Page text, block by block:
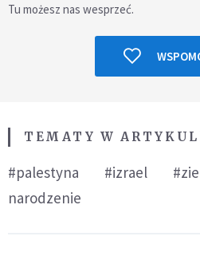
Tu możesz nas wesprzeć.
TEMATY W
#palestyna #izrael
narodzenie